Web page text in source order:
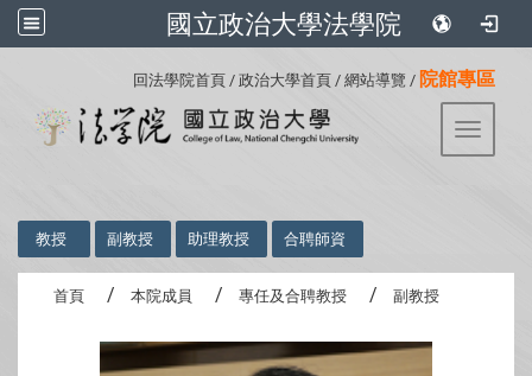
國立政治大學法學院
回法學院首頁 / 政治大學首頁 / 網站導覽 / 院館專區
Toggle
教授 副教授 助理教授 合聘師資
首頁 本院成員 專任及合聘教授 副教授